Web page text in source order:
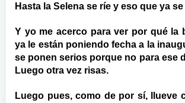
Hasta la Selena se ríe y eso que ya
Y yo me acerco para ver por qué la
ya le están poniendo fecha a la
se ponen serios porque no para ese
Luego otra vez risas.
Luego pues, como de por sí, llueve